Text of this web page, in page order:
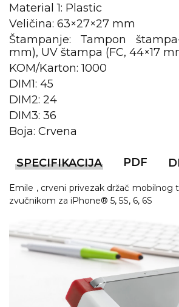
PRIBOR ZA PISANJE
NARUKVICE ZA ŽURKE I
DOGAĐAJE
ID PLOČICA
TERMOSI
BOCE
KANCELARIJA
KUĆNI SETOVI
PRIVESCI & ALATI
TORBE & PUTOVANJE
Material 1: Plastic
Veličina: 63×27×27 mm
Štampanje: Tampon
mm), UV štampa (FC, 44×17
KOM/Karton: 1000
DIM1: 45
DIM2: 24
DIM3: 36
Boja: Crvena
SPECIFIKACIJA PDF
Emile , crveni privezak držač mobilnog
zvučnikom za iPhone® 5, 5S, 6, 6S